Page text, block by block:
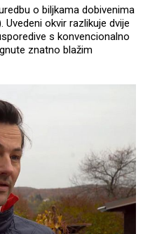
o biljkama dobivenima
okvir razlikuje dvije
s konvencionalno
znatno blažim